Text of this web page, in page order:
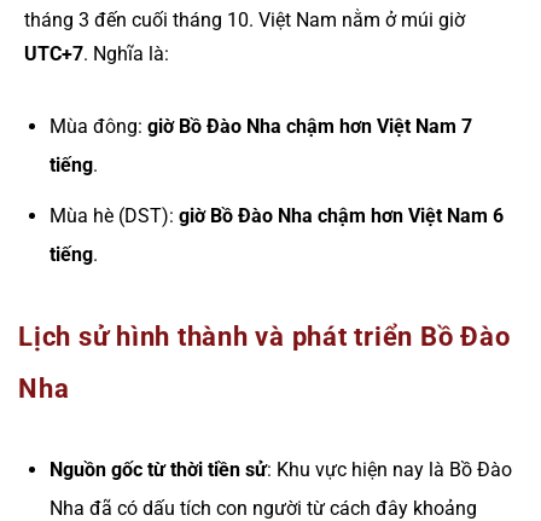
tháng 3 đến cuối tháng 10. Việt Nam nằm ở múi giờ
UTC+7. Nghĩa là:
Mùa đông: giờ Bồ Đào Nha chậm hơn Việt Nam 7
tiếng.
Mùa hè (DST): giờ Bồ Đào Nha chậm hơn Việt Nam 6
tiếng.
Lịch sử hình thành và phát triển Bồ Đào
Nha
Nguồn gốc từ thời tiền sử: Khu vực hiện nay là Bồ Đào
Nha đã có dấu tích con người từ cách đây khoảng